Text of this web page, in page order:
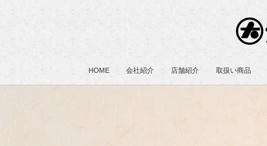
HOME 会社紹介 店舗紹介 取扱い商品